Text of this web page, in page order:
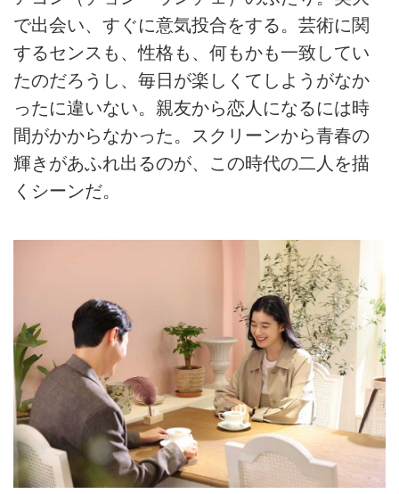
で出会い、すぐに意気投合をする。芸術に関
するセンスも、性格も、何もかも一致してい
たのだろうし、毎日が楽しくてしようがなか
ったに違いない。親友から恋人になるには時
間がかからなかった。スクリーンから青春の
輝きがあふれ出るのが、この時代の二人を描
くシーンだ。